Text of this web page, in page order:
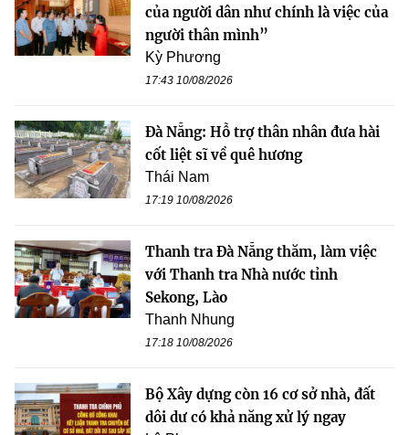
của người dân như chính là việc của
người thân mình”
Kỳ Phương
17:43 10/08/2026
Đà Nẵng: Hỗ trợ thân nhân đưa hài
cốt liệt sĩ về quê hương
Thái Nam
17:19 10/08/2026
Thanh tra Đà Nẵng thăm, làm việc
với Thanh tra Nhà nước tỉnh
Sekong, Lào
Thanh Nhung
17:18 10/08/2026
Bộ Xây dựng còn 16 cơ sở nhà, đất
dôi dư có khả năng xử lý ngay